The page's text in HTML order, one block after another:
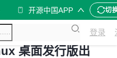
开源中国APP 切
登录
桌面发行版出